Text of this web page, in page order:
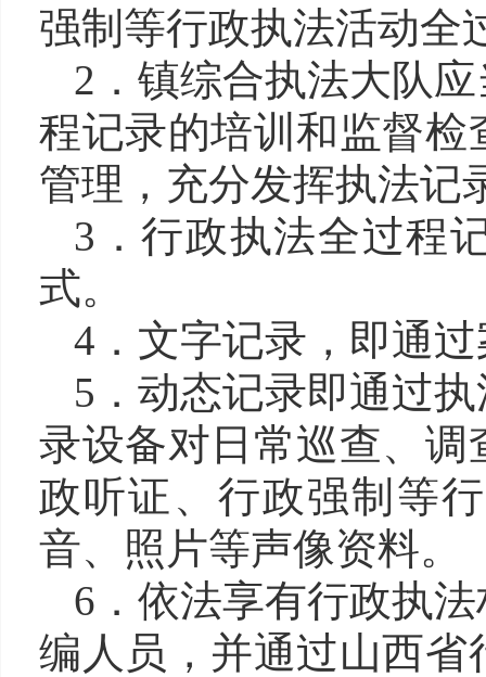
强制等行政执法活动全
2．镇综合执法大队
程记录的培训和监督
管理，充分发挥执法记
3．行政执法全过程
式。
4．文字记录，即通
5．动态记录即通过
录设备对日常巡查、
政听证、行政强制等
音、照片等声像资料。
6．依法享有行政执
编人员，并通过山西